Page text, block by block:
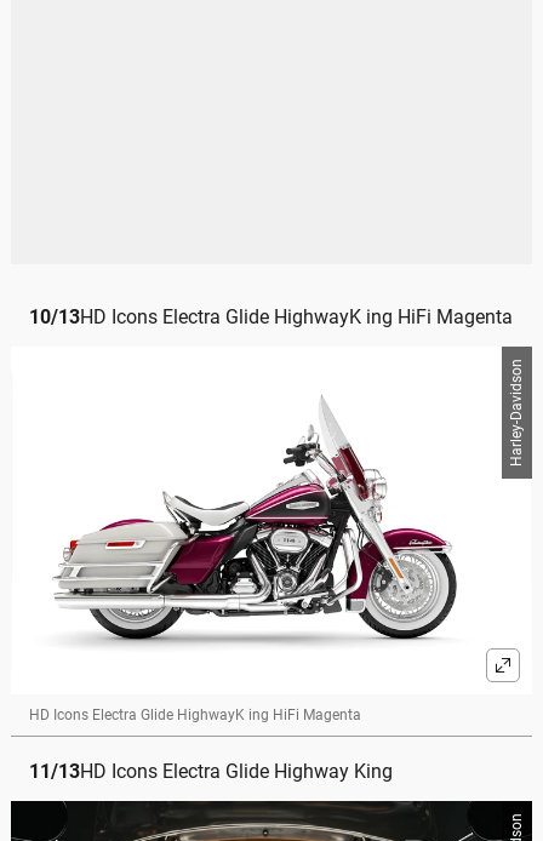
10/13HD Icons Electra Glide HighwayK ing HiFi Magenta
Harley-Davidson
HD Icons Electra Glide HighwayK ing HiFi Magenta
11/13HD Icons Electra Glide Highway King